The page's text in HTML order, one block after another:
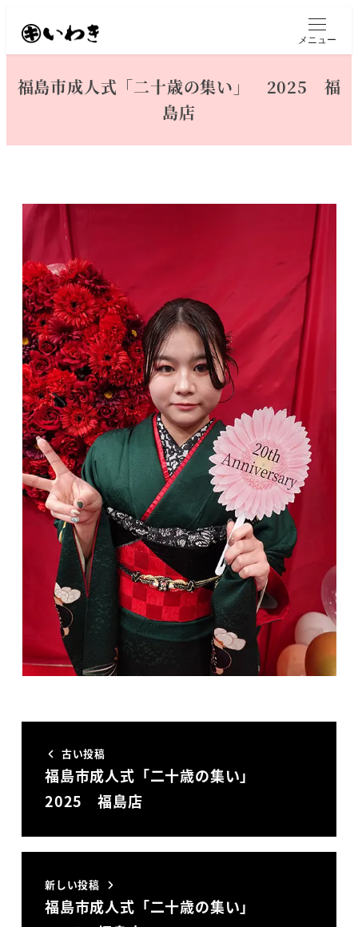
ン
メニュー
福島市成人式「二十歳の集い」 2025 福
島店
古い投稿
福島市成人式「二十歳の集い」
2025 福島店
新しい投稿
福島市成人式「二十歳の集い」